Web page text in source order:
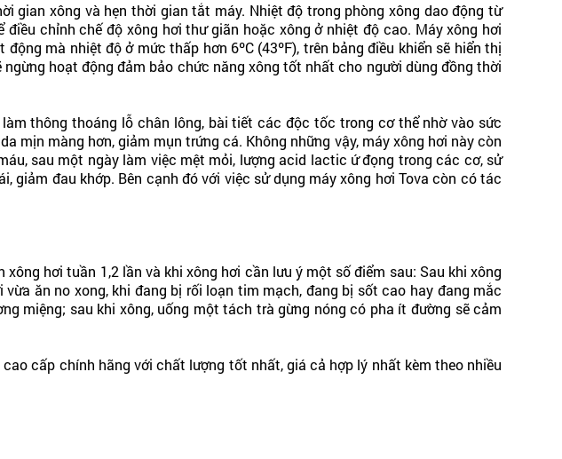
gian xông và hẹn thời gian tắt máy. Nhiệt độ trong phòng xông dao động từ
chỉnh chế độ xông hơi thư giãn hoặc xông ở nhiệt độ cao. Máy xông hơi
mà nhiệt độ ở mức thấp hơn 6ºC (43ºF), trên bảng điều khiển sẽ hiển thị
ngừng hoạt động đảm bảo chức năng xông tốt nhất cho người dùng đồng thời
thông thoáng lỗ chân lông, bài tiết các độc tốc trong cơ thể nhờ vào sức
mịn màng hơn, giảm mụn trứng cá. Không những vậy, máy xông hơi này còn
sau một ngày làm việc mệt mỏi, lượng acid lactic ứ đọng trong các cơ, sử
đau khớp. Bên cạnh đó với việc sử dụng máy xông hơi Tova còn có tác
hơi tuần 1,2 lần và khi xông hơi cần lưu ý một số điểm sau: Sau khi xông
ăn no xong, khi đang bị rối loạn tim mạch, đang bị sốt cao hay đang mắc
miệng; sau khi xông, uống một tách trà gừng nóng có pha ít đường sẽ cảm
cấp chính hãng với chất lượng tốt nhất, giá cả hợp lý nhất kèm theo nhiều